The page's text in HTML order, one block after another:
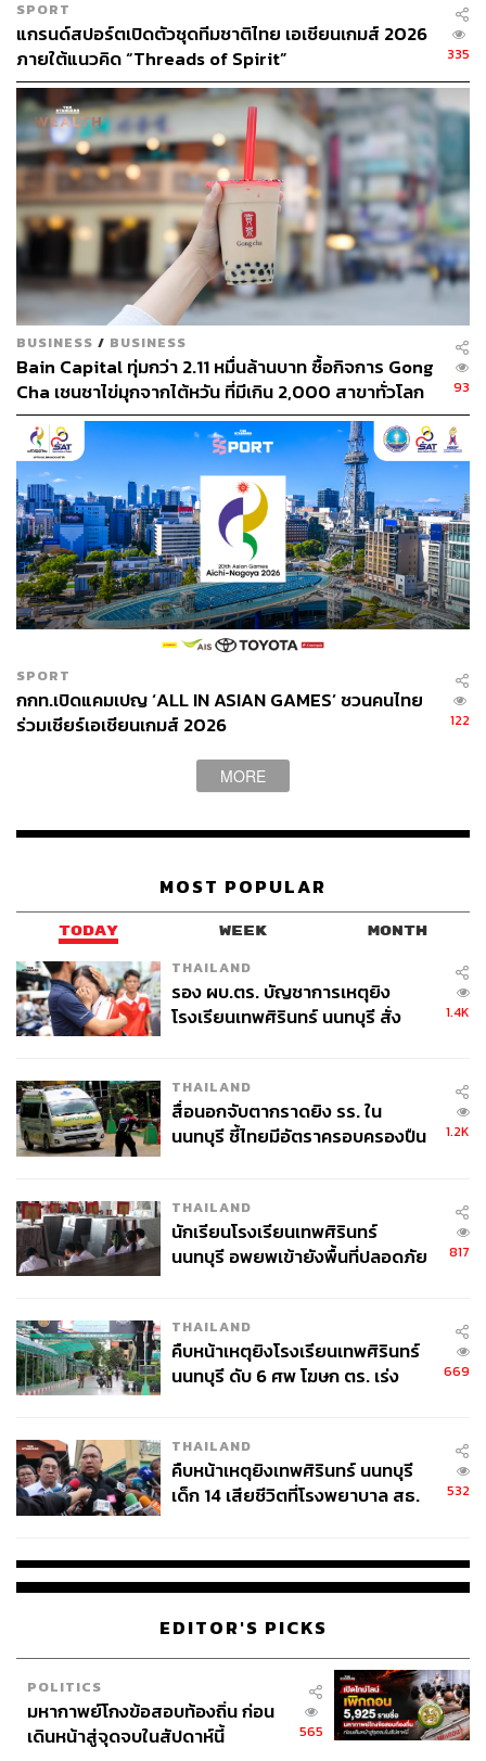
หมวดที่ 2: ความต้องการ (Wants)
– รายจ่ายเพื่อความ
สุข (แต่ไม่จำเป็น) เช่น ชานมไข่มุก, กาแฟร้านโปรด,
ช้อปปิ้งเสื้อผ้า, ดูหนัง, กินข้าวนอกบ้าน
หมวดที่ 3: วัฒนธรรม (Culture) – รายจ่ายเพื่อการ
เรียนรู้/พัฒนาตัวเอง เช่น ซื้อหนังสือ, ค่าคอร์สเรียน, ค่า
เข้าพิพิธภัณฑ์, เวิร์กช็อป
หมวดที่ 4: พิเศษ (Extra)– รายจ่ายฉุกเฉินหรือไม่ได้
คาดคิด เช่น ค่าซ่อมรถ, ค่ารักษาพยาบาล, ของขวัญ
งานแต่ง
3. การติดตาม (ระหว่างเดือน)
นี่คือขั้นตอนที่ต้องใช้วินัยมากที่สุด นั่นคือการจดบันทึก
รายการที่คุณใช้จ่าย ลงใน 4 หมวดหมู่นี้อย่างซื่อสัตย์ ไม่ว่า
จะเป็นยอดเล็กน้อยแค่ไหนก็ตาม
ในช่วงแรก การต้องจดทุกอย่างอาจจะดูเป็นเรื่องยากและ
จุกจิก แต่เรามีเคล็ดลับที่ช่วยให้ง่ายขึ้น
เก็บใบเสร็จ/สลิป:พยายามรับใบเสร็จ หรือเก็บสลิปการ
โอนเงินทุกครั้ง แล้วค่อยนำมาจดบันทึกรวบยอดใน
เวลาว่าง หรือก่อนนอน วิธีนี้ช่วยให้คุณไม่ต้องพยายาม
จำทุกอย่างตลอดเวลา
ตรวจสอบออนไลน์:สำหรับการโอนจ่าย สแกนจ่าย
หรือตัดบัตรเดบิต ให้ใช้เวลาสั้นๆ ในแต่ละวัน เช็ก
ประวัติการชำระเงิน ผ่านแอปฯ ธนาคารออนไลน์ เพื่อ
เก็บตกยอดที่อาจลืมจด
จ่ายด้วยเงินสด:หากจัดงบประมาณด้วยวิธีซองจดหมาย
(Envelope System) คือการเบิกเงินสดใส่แยกซองตาม
งบใช้จ่ายหมวดต่างๆ การติดตามจะง่ายขึ้นมาก เพราะ
ชัดเจน ทำให้รู้สถานะงบประมาณได้ทันที (ห้ามดึงเงิน
4. การทบทวน (ช่วงสิ้นสัปดาห์ หรือ สิ้นเดือน)
นี่คือหัวใจสำคัญที่สุดของ Kakeibo คือการมานั่งดูสมุดบัญชี
และถามตัวเองด้วย 4 คำถาม
คุณมีเงินออมได้ตามเป้าหมายที่ตั้งไว้หรือไม่?
เงินส่วนใหญ่ของคุณ หายไปกับหมวดหมู่ไหน (เช่น
หมวด Wants)?
คุณจะปรับปรุงอะไรในเดือนหน้า เพื่อให้ไปถึงเป้าหมาย
ได้ดีขึ้น?
กฎสำคัญที่จะทำให้ Kakeibo ได้ผล?
1. ซื่อสัตย์ 100% (อย่าโกงตัวเอง)
ต้อง ‘จดทุกรายการ’ ไม่ว่าจะเล็กน้อยแค่ไหน ที่สำคัญกว่า คือ
จดว่าฟุ่มเฟือย อย่าแอบไปใส่ในหมวดจำเป็น (Survival) เพื่อ
ให้ตัวเองรู้สึกดี การเห็นความจริงเท่านั้นที่จะทำให้เรา
ปรับปรุงได้
Kakeibo จะล้มเหลวทันทีถ้าทำๆ หยุดๆ พลังของมันคือการ
เห็นรูปแบบการใช้เงินในระยะยาว เคล็ดลับคือ อย่ารอจดที
เดียวสิ้นสัปดาห์ ให้ใช้เวลาแค่ 5 นาทีก่อนนอนทุกวันเพื่อ
เคลียร์ยอดของวันนั้น ทำให้มันเป็นกิจวัตรเหมือนการแปรง
ฟัน
3. ทบทวนและปรับปรุงอย่างจริงจัง
SPORT
แกรนด์สปอร์ตเปิดตัวชุดทีมชาติไทย เอเชียนเกมส์ 2026
ภายใต้แนวคิด “Threads of Spirit”
335
BUSINESS / BUSINESS
Bain Capital ทุ่มกว่า 2.11 หมื่นล้านบาท ซื้อกิจการ Gong
Cha เชนชาไข่มุกจากไต้หวัน ที่มีเกิน 2,000 สาขาทั่วโลก
93
SPORT
กกท.เปิดแคมเปญ ‘ALL IN ASIAN GAMES’ ชวนคนไทย
ร่วมเชียร์เอเชียนเกมส์ 2026
122
MORE
MOST POPULAR
TODAY WEEK MONTH
THAILAND
รอง ผบ.ตร. บัญชาการเหตุยิง
โรงเรียนเทพศิรินทร์ นนทบุรี สั่ง
1.4K
THAILAND
สื่อนอกจับตากราดยิง รร. ใน
นนทบุรี ชี้ไทยมีอัตราครอบครองปืน
1.2K
THAILAND
นักเรียนโรงเรียนเทพศิรินทร์
นนทบุรี อพยพเข้ายังพื้นที่ปลอดภัย
817
THAILAND
คืบหน้าเหตุยิงโรงเรียนเทพศิรินทร์
นนทบุรี ดับ 6 ศพ โฆษก ตร. เร่ง
669
THAILAND
คืบหน้าเหตุยิงเทพศิรินทร์ นนทบุรี
เด็ก 14 เสียชีวิตที่โรงพยาบาล สธ.
532
EDITOR'S PICKS
POLITICS
มหากาพย์โกงข้อสอบท้องถิ่น ก่อน
เดินหน้าสู่จุดจบในสัปดาห์นี้
565